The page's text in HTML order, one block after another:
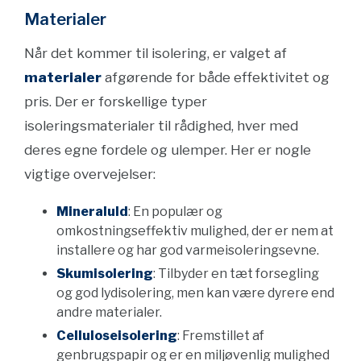
Materialer
Når det kommer til isolering, er valget af
materialer afgørende for både effektivitet og
pris. Der er forskellige typer
isoleringsmaterialer til rådighed, hver med
deres egne fordele og ulemper. Her er nogle
vigtige overvejelser:
Mineraluld: En populær og
omkostningseffektiv mulighed, der er nem at
installere og har god varmeisoleringsevne.
Skumisolering: Tilbyder en tæt forsegling
og god lydisolering, men kan være dyrere end
andre materialer.
Celluloseisolering: Fremstillet af
genbrugspapir og er en miljøvenlig mulighed